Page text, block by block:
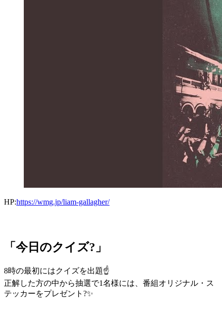
HP:https://wmg.jp/liam-gallagher/
「今日のクイズ?」
8時の最初にはクイズを出題☝
正解した方の中から抽選で1名様には、番組オリジナル・ス
テッカーをプレゼント?✨